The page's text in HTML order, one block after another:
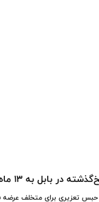
بابل به ۱۳ ماه حبس